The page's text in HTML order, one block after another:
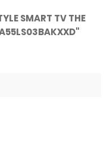
SMART TV THE